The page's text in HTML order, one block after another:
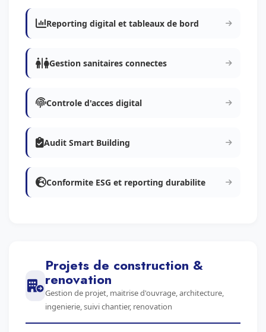
Reporting digital et tableaux de bord
Gestion sanitaires connectes
Controle d'acces digital
Audit Smart Building
Conformite ESG et reporting durabilite
Projets de construction &
renovation
Gestion de projet, maitrise d'ouvrage, architecture,
ingenierie, suivi chantier, renovation